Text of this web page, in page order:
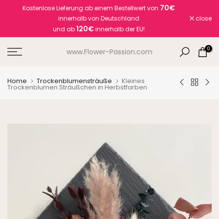
Kostenlose Lieferung ab einem Bestellwert von 70€
innerhalb von Deutschland
und ab120€innerhalb der EU!
close
www.Flower-Passion.com 0
Home Trockenblumensträuße Kleines
Trockenblumen Sträußchen in Herbstfarben